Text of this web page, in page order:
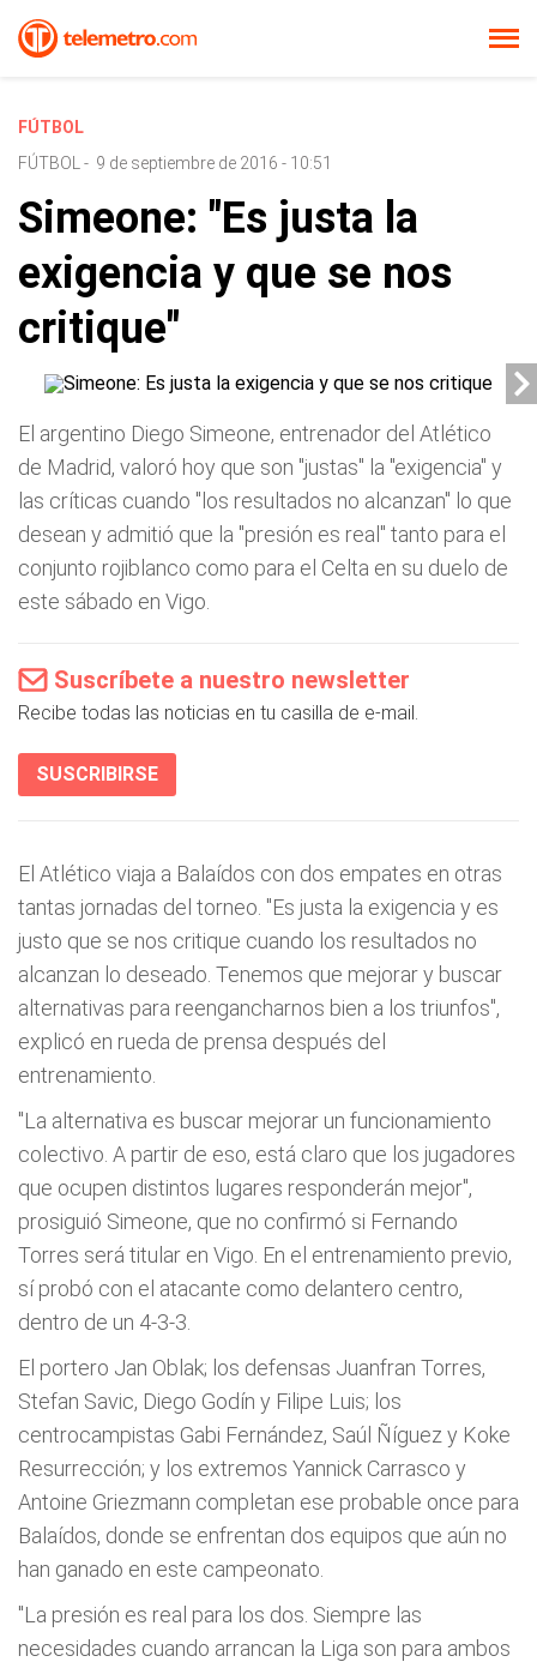
FÚTBOL
FÚTBOL
- 9 de septiembre de 2016 - 10:51
Simeone: "Es justa la
exigencia y que se nos
critique"
El argentino Diego Simeone, entrenador del Atlético
de Madrid, valoró hoy que son "justas" la "exigencia" y
las críticas cuando "los resultados no alcanzan" lo que
desean y admitió que la "presión es real" tanto para el
conjunto rojiblanco como para el Celta en su duelo de
este sábado en Vigo.
Suscríbete a nuestro newsletter
Recibe todas las noticias en tu casilla de e-mail.
SUSCRIBIRSE
El Atlético viaja a Balaídos con dos empates en otras
tantas jornadas del torneo. "Es justa la exigencia y es
justo que se nos critique cuando los resultados no
alcanzan lo deseado. Tenemos que mejorar y buscar
alternativas para reengancharnos bien a los triunfos",
explicó en rueda de prensa después del
entrenamiento.
"La alternativa es buscar mejorar un funcionamiento
colectivo. A partir de eso, está claro que los jugadores
que ocupen distintos lugares responderán mejor",
prosiguió Simeone, que no confirmó si Fernando
Torres será titular en Vigo. En el entrenamiento previo,
sí probó con el atacante como delantero centro,
dentro de un 4-3-3.
El portero Jan Oblak; los defensas Juanfran Torres,
Stefan Savic, Diego Godín y Filipe Luis; los
centrocampistas Gabi Fernández, Saúl Ñíguez y Koke
Resurrección; y los extremos Yannick Carrasco y
Antoine Griezmann completan ese probable once para
Balaídos, donde se enfrentan dos equipos que aún no
han ganado en este campeonato.
"La presión es real para los dos. Siempre las
necesidades cuando arrancan la Liga son para ambos